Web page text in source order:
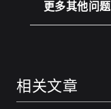
更多其他问题
相关文章